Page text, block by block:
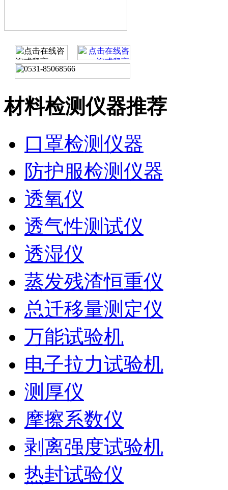
材料检测仪器推荐
口罩检测仪器
防护服检测仪器
透氧仪
透气性测试仪
透湿仪
蒸发残渣恒重仪
总迁移量测定仪
万能试验机
电子拉力试验机
测厚仪
摩擦系数仪
剥离强度试验机
热封试验仪